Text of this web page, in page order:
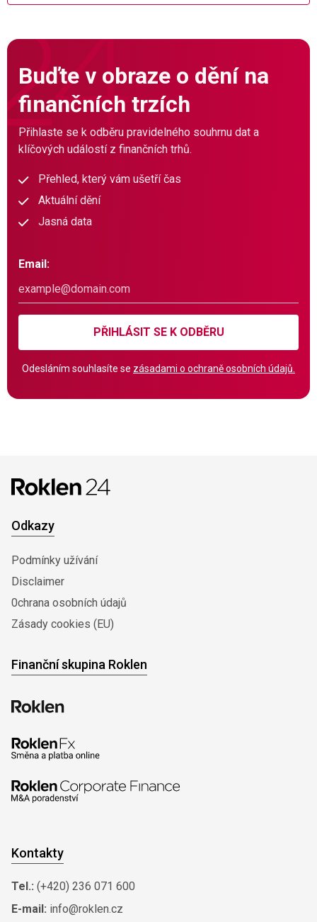
Buďte v obraze o dění na
finančních trzích
Přihlaste se k odběru pravidelného souhrnu dat a
klíčových událostí z finančních trhů.
Přehled, který vám ušetří čas
Aktuální dění
Jasná data
Email:
PŘIHLÁSIT SE K ODBĚRU
Odesláním souhlasíte se zásadami o ochraně osobních údajů.
Odkazy
Podmínky užívání
Disclaimer
0chrana osobních údajů
Zásady cookies (EU)
Finanční skupina Roklen
Kontakty
Tel.: (+420) 236 071 600
E-mail: info@roklen.cz